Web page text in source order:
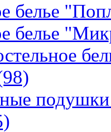
белье
белье